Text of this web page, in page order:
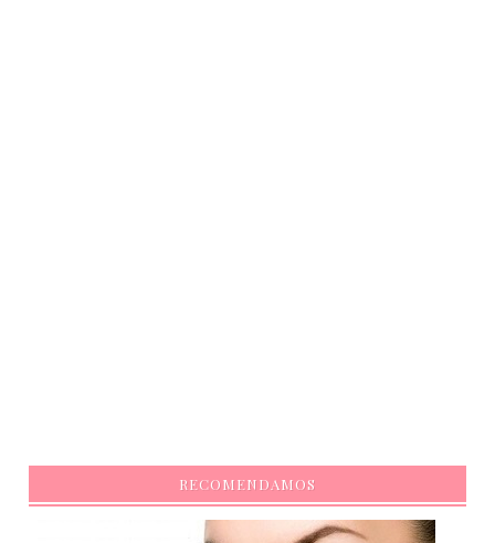
RECOMENDAMOS